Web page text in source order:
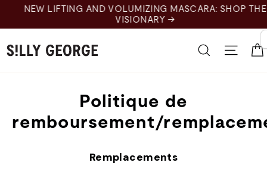
content
NEW LIFTING AND VOLUMIZING MASCARA: SHOP THE
VISIONARY →
Recherche
Politique de
remboursement/
Remplacements